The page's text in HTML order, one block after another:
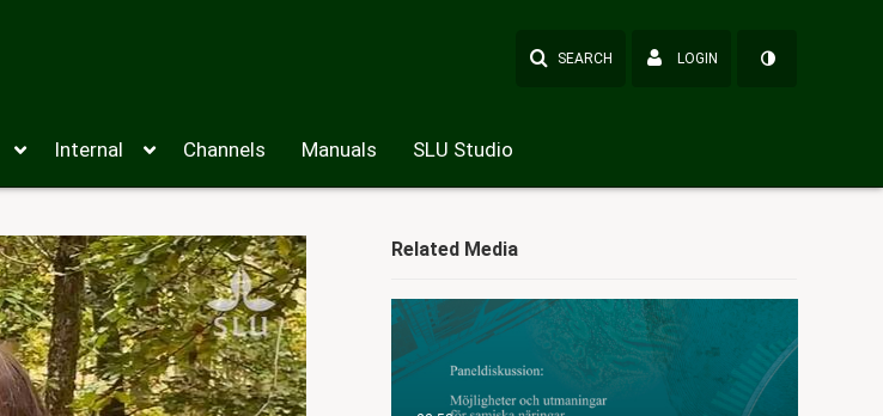
SEARCH LOGIN
Internal Channels Manuals SLU Studio
Related Media